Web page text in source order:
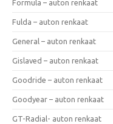
Formula – auton renkaat
Fulda – auton renkaat
General – auton renkaat
Gislaved – auton renkaat
Goodride – auton renkaat
Goodyear – auton renkaat
GT-Radial- auton renkaat